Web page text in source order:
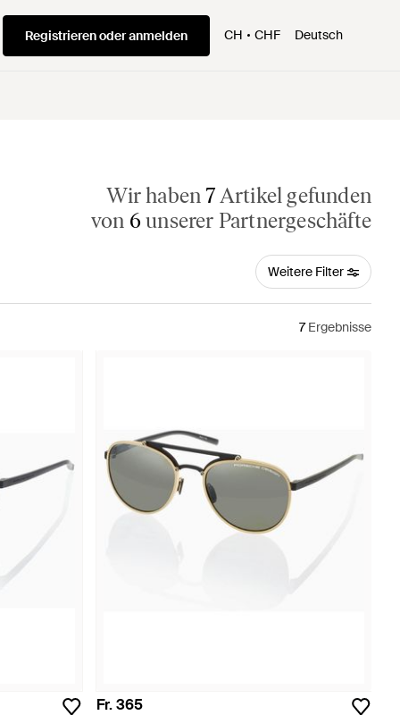
Registrieren oder anmelden CH CHF Deutsch
Wir haben 7Artikel gefunden
von 6 unserer Partnergeschäfte
Weitere Filter
7Ergebnisse
Fr. 365